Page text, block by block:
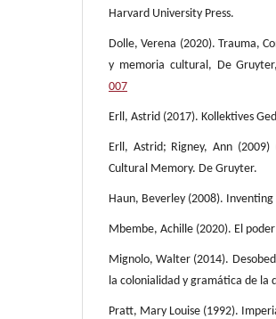
Harvard University Press.
Dolle, Verena (2020). Trauma,
y memoria cultural, De
007
Erll, Astrid (2017). Kollektives
Erll, Astrid; Rigney, Ann
Cultural Memory. De Gruyter.
Haun, Beverley (2008).
Mbembe, Achille (2020). El
Mignolo, Walter (2014).
la colonialidad y gramática de la
Pratt, Mary Louise (1992).